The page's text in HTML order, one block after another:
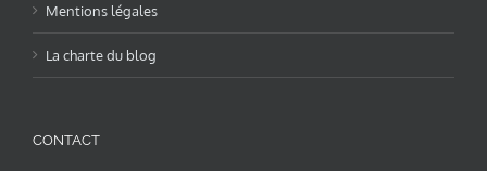
Mentions légales
La charte du blog
CONTACT